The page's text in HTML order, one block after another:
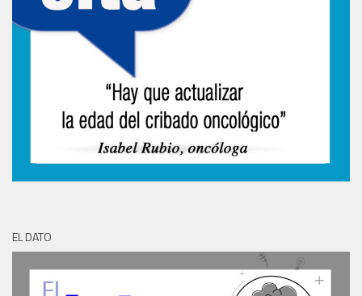
EL DATO